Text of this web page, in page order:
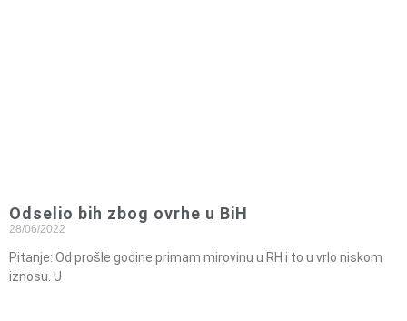
Odselio bih zbog ovrhe u BiH
28/06/2022
Pitanje: Od prošle godine primam mirovinu u RH i to u vrlo niskom
iznosu. U